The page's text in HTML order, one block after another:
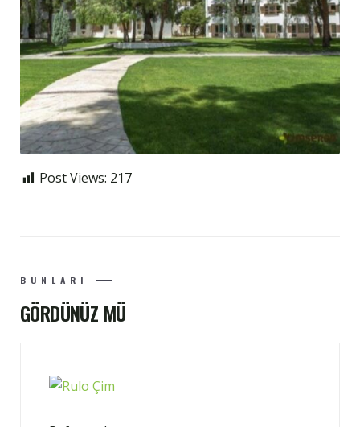
Post Views: 217
BUNLARI
GÖRDÜNÜZ MÜ